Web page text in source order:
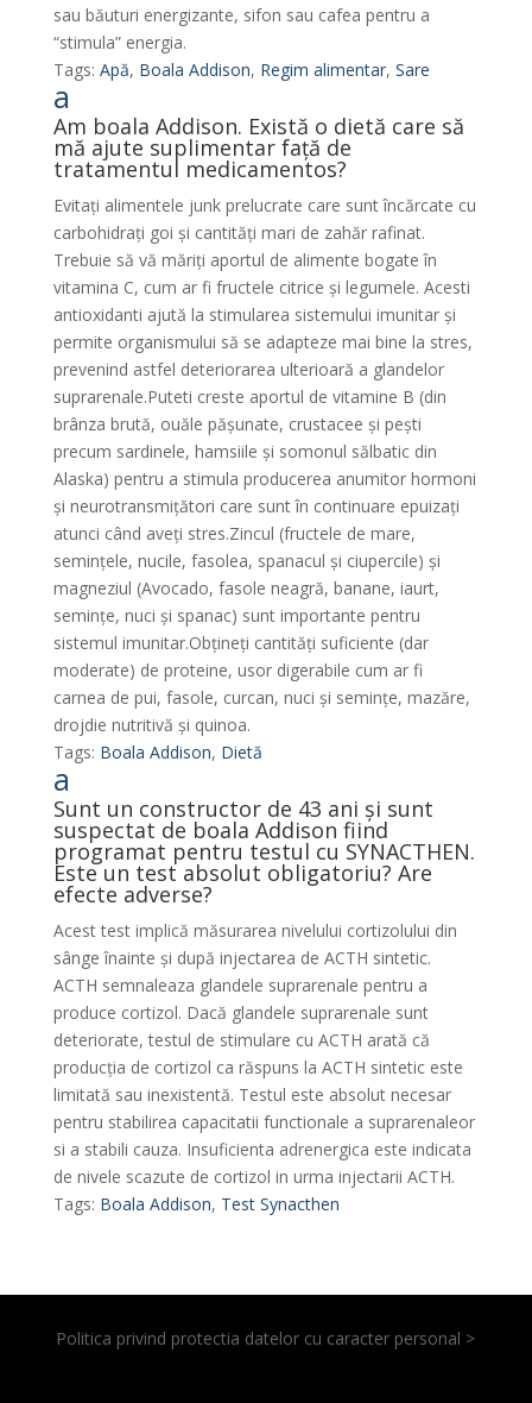
sau băuturi energizante, sifon sau cafea pentru a
“stimula” energia.
Tags: Apă, Boala Addison, Regim alimentar, Sare
a
Am boala Addison. Există o dietă care să
mă ajute suplimentar față de
tratamentul medicamentos?
Evitați alimentele junk prelucrate care sunt încărcate cu
carbohidrați goi și cantități mari de zahăr rafinat.
Trebuie să vă măriți aportul de alimente bogate în
vitamina C, cum ar fi fructele citrice și legumele. Acesti
antioxidanti ajută la stimularea sistemului imunitar și
permite organismului să se adapteze mai bine la stres,
prevenind astfel deteriorarea ulterioară a glandelor
suprarenale.Puteti creste aportul de vitamine B (din
brânza brută, ouăle pășunate, crustacee și pești
precum sardinele, hamsiile și somonul sălbatic din
Alaska) pentru a stimula producerea anumitor hormoni
și neurotransmițători care sunt în continuare epuizați
atunci când aveți stres.Zincul (fructele de mare,
semințele, nucile, fasolea, spanacul și ciupercile) și
magneziul (Avocado, fasole neagră, banane, iaurt,
semințe, nuci și spanac) sunt importante pentru
sistemul imunitar.Obțineți cantități suficiente (dar
moderate) de proteine, usor digerabile cum ar fi
carnea de pui, fasole, curcan, nuci și semințe, mazăre,
drojdie nutritivă și quinoa.
Tags: Boala Addison, Dietă
a
Sunt un constructor de 43 ani și sunt
suspectat de boala Addison fiind
programat pentru testul cu SYNACTHEN.
Este un test absolut obligatoriu? Are
efecte adverse?
Acest test implică măsurarea nivelului cortizolului din
sânge înainte și după injectarea de ACTH sintetic.
ACTH semnaleaza glandele suprarenale pentru a
produce cortizol. Dacă glandele suprarenale sunt
deteriorate, testul de stimulare cu ACTH arată că
producția de cortizol ca răspuns la ACTH sintetic este
limitată sau inexistentă. Testul este absolut necesar
pentru stabilirea capacitatii functionale a suprarenaleor
si a stabili cauza. Insuficienta adrenergica este indicata
de nivele scazute de cortizol in urma injectarii ACTH.
Tags: Boala Addison, Test Synacthen
Politica privind protectia datelor cu caracter personal >